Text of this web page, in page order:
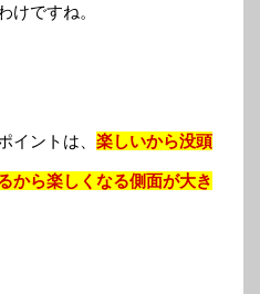
けですね。
イントは、 楽しいから没頭
から楽しくなる側面が大き